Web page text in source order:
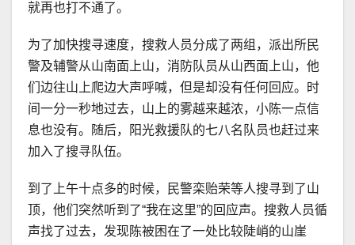
就再也打不通了。
为了加快搜寻速度，搜救人员分成了两组，派出所民
警及辅警从山南面上山，消防队员从山西面上山，他
们边往山上爬边大声呼喊，但是却没有任何回应。时
间一分一秒地过去，山上的雾越来越浓，小陈一点信
息也没有。随后，阳光救援队的七八名队员也赶过来
加入了搜寻队伍。
到了上午十点多的时候，民警栾贻荣等人搜寻到了山
顶，他们突然听到了“我在这里”的回应声。搜救人员循
声找了过去，发现陈被困在了一处比较陡峭的山崖